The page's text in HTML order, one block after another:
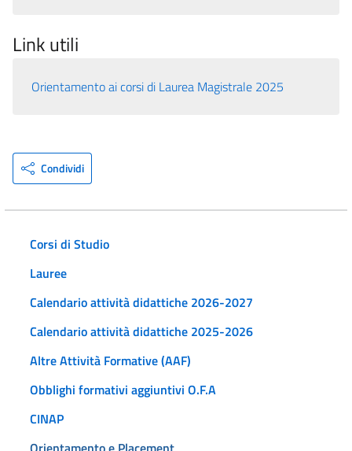
Link utili
Orientamento ai corsi di Laurea Magistrale 2025
Condividi
Corsi di Studio
Lauree
Calendario attività didattiche 2026-2027
Calendario attività didattiche 2025-2026
Altre Attività Formative (AAF)
Obblighi formativi aggiuntivi O.F.A
CINAP